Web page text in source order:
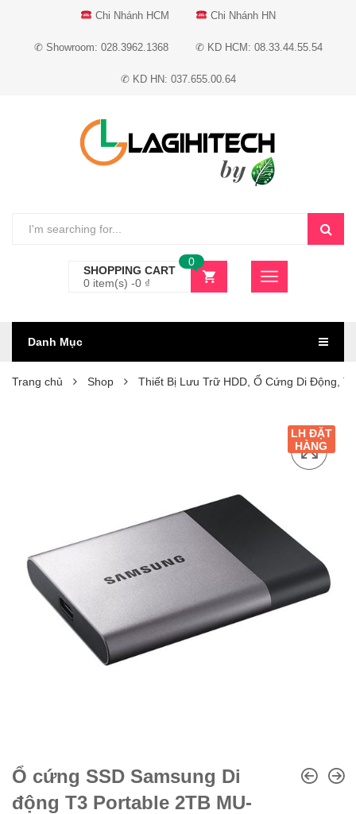
Chi Nhánh HCM Chi Nhánh HN
✆ Showroom: 028.3962.1368 ✆ KD HCM: 08.33.44.55.54
✆ KD HN: 037.655.00.64
SHOPPING CART
0 item(s) -0 ₫
0
Danh Mục
Trang chủ Shop Thiết Bị Lưu Trữ HDD, Ổ Cứng Di Động,
LH ĐẶT
HÀNG
Ổ cứng SSD Samsung Di
động T3 Portable 2TB MU-